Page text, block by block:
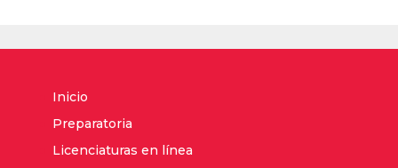
Inicio
Preparatoria
Licenciaturas en línea